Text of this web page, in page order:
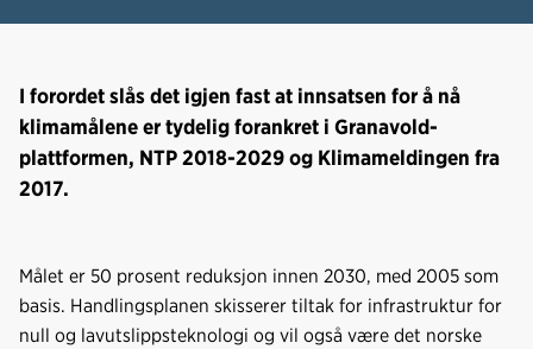
I forordet slås det igjen fast at innsatsen for å nå
klimamålene er tydelig forankret i Granavold-
plattformen, NTP 2018-2029 og Klimameldingen fra
2017.
Målet er 50 prosent reduksjon innen 2030, med 2005 som
basis. Handlingsplanen skisserer tiltak for infrastruktur for
null og lavutslippsteknologi og vil også være det norske